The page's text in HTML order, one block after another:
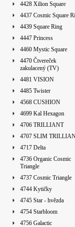
4428 Xilion Square
4437 Cosmic Square
4439 Square Ring
4447 Princess
4460 Mystic Square
4470 Čtvereček
zakulacený (TV)
4481 VISION
4485 Twister
4568 CUSHION
4699 Kal Hexagon
4706 TRILLIANT
4707 SLIM
4717 Delta
4736 Organic Cosmic
Triangle
4737 Cosmic Triangle
4744 Kytičky
4745 Star - hvězda
4754 Starbloom
4756 Galactic